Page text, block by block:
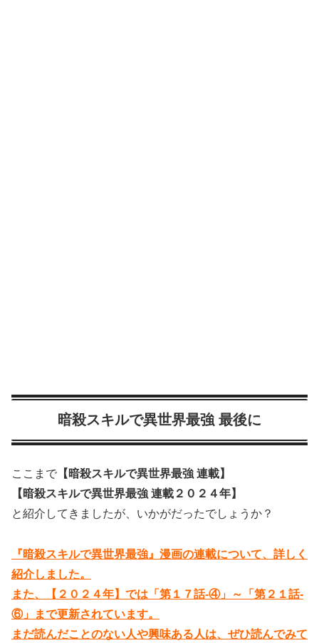
暗殺スキルで異世界最強 最後に
ここまで 【暗殺スキルで異世界最強 連載】
【暗殺スキルで異世界最強 連載２０２４年】
と紹介してきましたが、いかがだったでしょうか？
『暗殺スキルで異世界最強』漫画の連載について、詳しく
紹介しました。
また、【２０２４年】では「第１７話-④」～「第２１話-
⑥」まで更新されています。
まだ読んだことのない人や興味ある人は、ぜひ読んでみて